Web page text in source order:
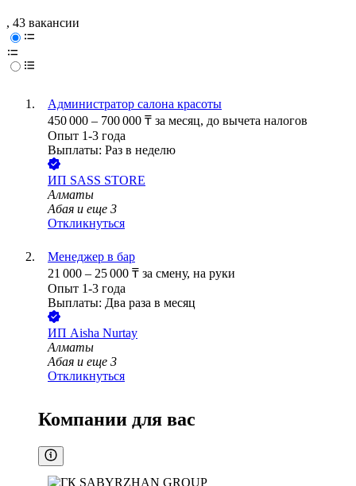
, 43 вакансии
Администратор салона красоты
450 000 – 700 000 ₸ за месяц, до вычета налогов
Опыт 1-3 года
Выплаты: Раз в неделю
ИП SASS STORE
Алматы
Абая и еще 3
Откликнуться
Менеджер в бар
21 000 – 25 000 ₸ за смену, на руки
Опыт 1-3 года
Выплаты: Два раза в месяц
ИП Aisha Nurtay
Алматы
Абая и еще 3
Откликнуться
Компании для вас